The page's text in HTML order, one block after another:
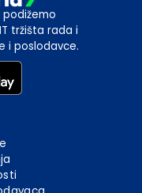
podižemo
tržišta rada i
i poslodavce.